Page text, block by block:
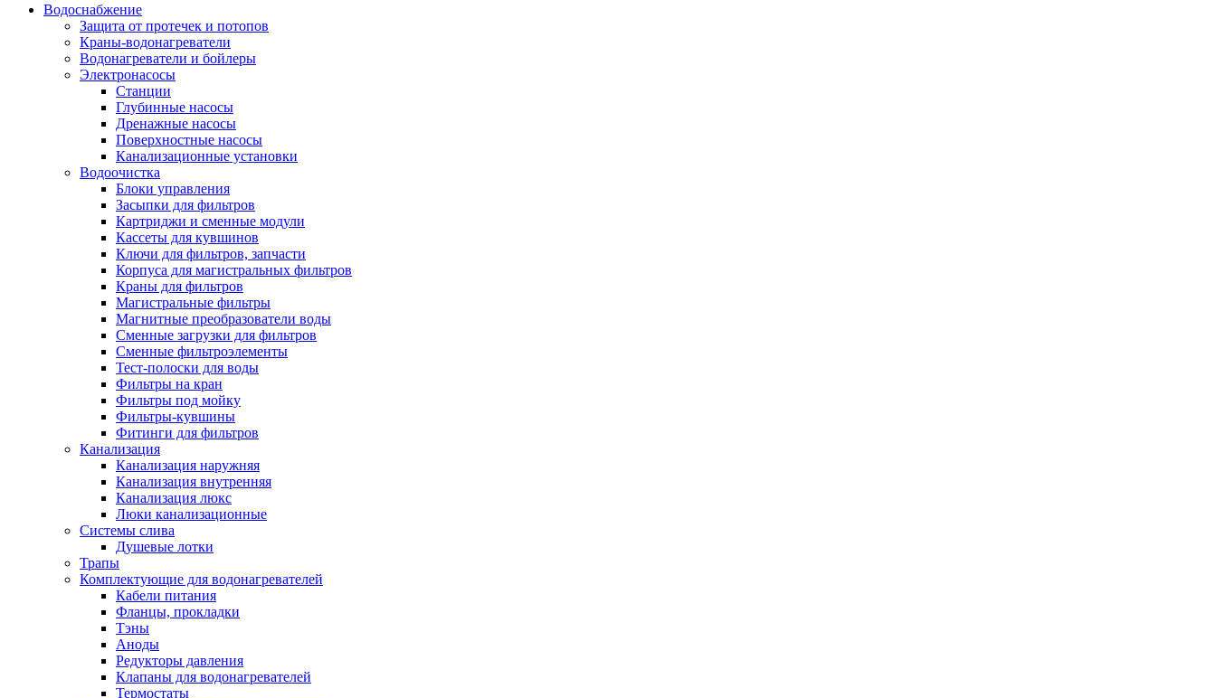
Водоснабжение
Защита от протечек и потопов
Краны-водонагреватели
Водонагреватели и бойлеры
Электронасосы
Станции
Глубинные насосы
Дренажные насосы
Поверхностные насосы
Канализационные установки
Водоочистка
Блоки управления
Засыпки для фильтров
Картриджи и сменные модули
Кассеты для кувшинов
Ключи для фильтров, запчасти
Корпуса для магистральных фильтров
Краны для фильтров
Магистральные фильтры
Магнитные преобразователи воды
Сменные загрузки для фильтров
Сменные фильтроэлементы
Тест-полоски для воды
Фильтры на кран
Фильтры под мойку
Фильтры-кувшины
Фитинги для фильтров
Канализация
Канализация наружняя
Канализация внутренняя
Канализация люкс
Люки канализационные
Системы слива
Душевые лотки
Трапы
Комплектующие для водонагревателей
Кабели питания
Фланцы, прокладки
Тэны
Аноды
Редукторы давления
Клапаны для водонагревателей
Термостаты